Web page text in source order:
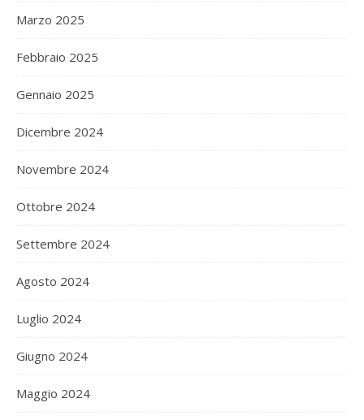
Marzo 2025
Febbraio 2025
Gennaio 2025
Dicembre 2024
Novembre 2024
Ottobre 2024
Settembre 2024
Agosto 2024
Luglio 2024
Giugno 2024
Maggio 2024